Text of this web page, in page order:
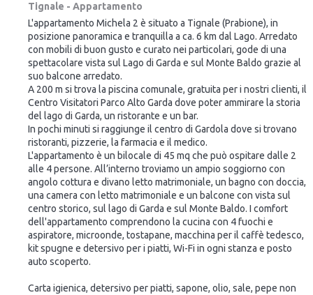
Tignale - Appartamento
L'appartamento Michela 2 è situato a Tignale (Prabione), in
posizione panoramica e tranquilla a ca. 6 km dal Lago. Arredato
con mobili di buon gusto e curato nei particolari, gode di una
spettacolare vista sul Lago di Garda e sul Monte Baldo grazie al
suo balcone arredato.
A 200 m si trova la piscina comunale, gratuita per i nostri clienti, il
Centro Visitatori Parco Alto Garda dove poter ammirare la storia
del lago di Garda, un ristorante e un bar.
In pochi minuti si raggiunge il centro di Gardola dove si trovano
ristoranti, pizzerie, la farmacia e il medico.
L'appartamento è un bilocale di 45 mq che può ospitare dalle 2
alle 4 persone. All’interno troviamo un ampio soggiorno con
angolo cottura e divano letto matrimoniale, un bagno con doccia,
una camera con letto matrimoniale e un balcone con vista sul
centro storico, sul lago di Garda e sul Monte Baldo. I comfort
dell'appartamento comprendono la cucina con 4 fuochi e
aspiratore, microonde, tostapane, macchina per il caffè tedesco,
kit spugne e detersivo per i piatti, Wi-Fi in ogni stanza e posto
auto scoperto.
Carta igienica, detersivo per piatti, sapone, olio, sale, pepe non